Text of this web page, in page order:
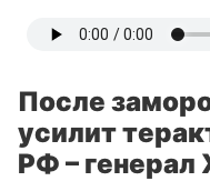
После
усилит
РФ –